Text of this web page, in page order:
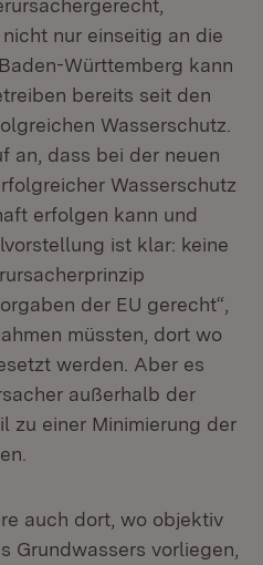
nur einseitig an die
Württemberg kann
bereits seit den
Wasserschutz.
an, dass bei der neuen
Wasserschutz
erfolgen kann und
ist klar: keine
der EU gerecht“,
müssten, dort wo
werden. Aber es
außerhalb der
zu einer Minimierung der
auch dort, wo objektiv
Grundwassers vorliegen,